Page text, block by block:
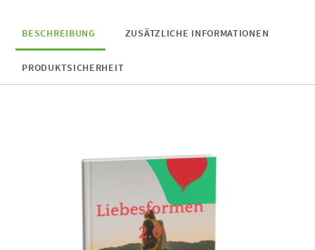
BESCHREIBUNG ZUSÄTZLICHE INFORMATIONEN
PRODUKTSICHERHEIT